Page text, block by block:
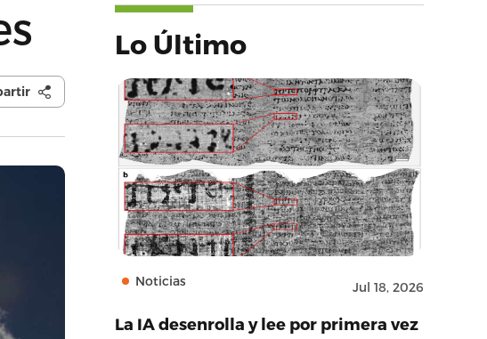
Lo Último
Noticias Jul 18, 2026
La IA desenrolla y lee por primera vez